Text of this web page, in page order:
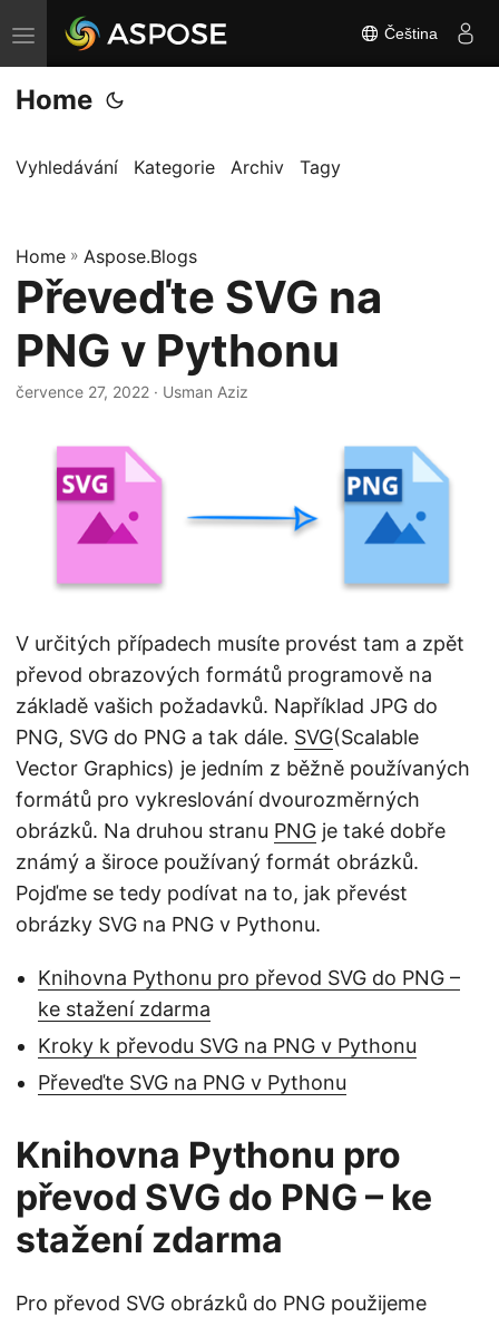
P
ř
e
n
t
n
a
v
Čeština
Home
Vyhledávání Kategorie Archiv Tagy
Home » Aspose.Blogs
Převeďte SVG na
PNG v Pythonu
července 27, 2022 · Usman Aziz
V určitých případech musíte provést tam a zpět
převod obrazových formátů programově na
základě vašich požadavků. Například JPG do
PNG, SVG do PNG a tak dále. SVG(Scalable
Vector Graphics) je jedním z běžně používaných
formátů pro vykreslování dvourozměrných
obrázků. Na druhou stranu PNG je také dobře
známý a široce používaný formát obrázků.
Pojďme se tedy podívat na to, jak převést
obrázky SVG na PNG v Pythonu.
Knihovna Pythonu pro převod SVG do PNG –
ke stažení zdarma
Kroky k převodu SVG na PNG v Pythonu
Převeďte SVG na PNG v Pythonu
Knihovna Pythonu pro
převod SVG do PNG – ke
stažení zdarma
Pro převod SVG obrázků do PNG použijeme